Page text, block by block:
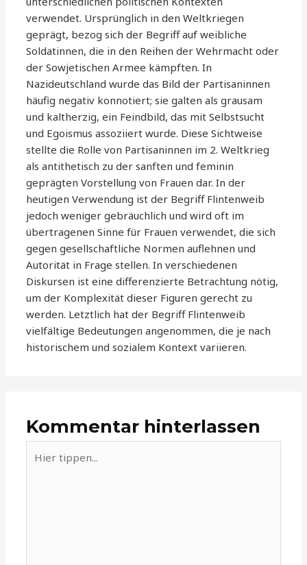
verwendet. Ursprünglich in den Weltkriegen
geprägt, bezog sich der Begriff auf weibliche
Soldatinnen, die in den Reihen der Wehrmacht oder
der Sowjetischen Armee kämpften. In
Nazideutschland wurde das Bild der Partisaninnen
häufig negativ konnotiert; sie galten als grausam
und kaltherzig, ein Feindbild, das mit Selbstsucht
und Egoismus assoziiert wurde. Diese Sichtweise
stellte die Rolle von Partisaninnen im 2. Weltkrieg
als antithetisch zu der sanften und feminin
geprägten Vorstellung von Frauen dar. In der
heutigen Verwendung ist der Begriff Flintenweib
jedoch weniger gebräuchlich und wird oft im
übertragenen Sinne für Frauen verwendet, die sich
gegen gesellschaftliche Normen auflehnen und
Autorität in Frage stellen. In verschiedenen
Diskursen ist eine differenzierte Betrachtung nötig,
um der Komplexität dieser Figuren gerecht zu
werden. Letztlich hat der Begriff Flintenweib
vielfältige Bedeutungen angenommen, die je nach
historischem und sozialem Kontext variieren.
Kommentar hinterlassen
tippen...